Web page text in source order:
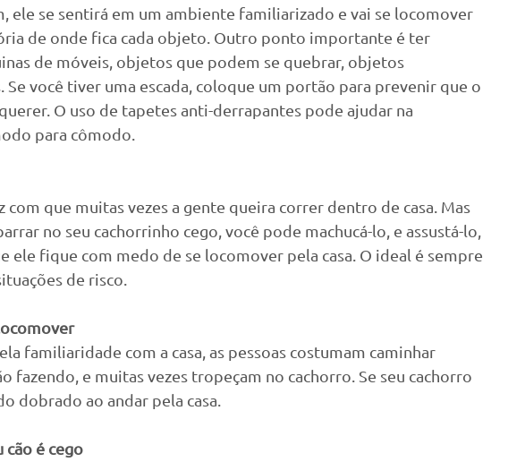
ele se sentirá em um ambiente familiarizado e vai se locomover
de onde fica cada objeto. Outro ponto importante é ter
de móveis, objetos que podem se quebrar, objetos
Se você tiver uma escada, coloque um portão para prevenir que o
O uso de tapetes anti-derrapantes pode ajudar na
para cômodo.
com que muitas vezes a gente queira correr dentro de casa. Mas
no seu cachorrinho cego, você pode machucá-lo, e assustá-lo,
ele fique com medo de se locomover pela casa. O ideal é sempre
de risco.
familiaridade com a casa, as pessoas costumam caminhar
fazendo, e muitas vezes tropeçam no cachorro. Se seu cachorro
dobrado ao andar pela casa.
cão é cego